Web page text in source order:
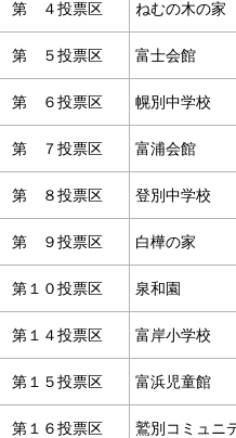
第 ４投票区 ねむの木の家
第 ５投票区 富士会館
第 ６投票区 幌別中学校
第 ７投票区 富浦会館
第 ８投票区 登別中学校
第 ９投票区 白樺の家
第１０投票区 泉和園
第１４投票区 富岸小学校
第１５投票区 富浜児童館
第１６投票区 鷲別コミュニ